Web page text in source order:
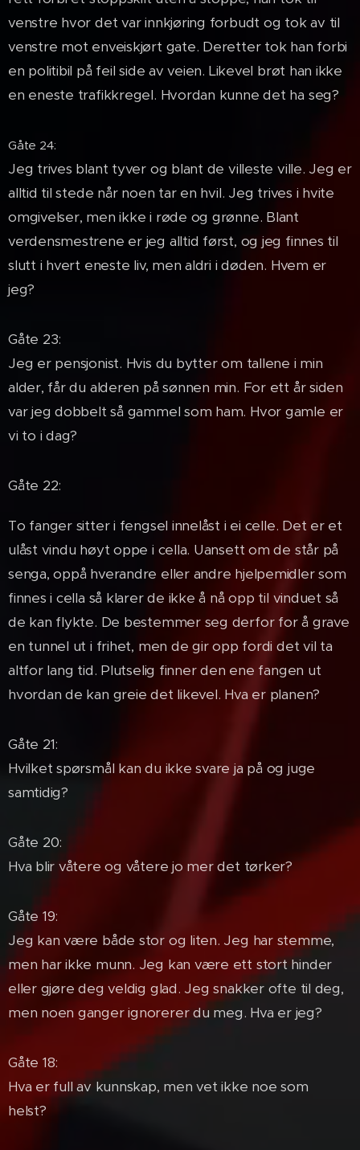
venstre hvor det var innkjøring forbudt og tok av til
venstre mot enveiskjørt gate. Deretter tok han forbi
en politibil på feil side av veien. Likevel brøt han ikke
en eneste trafikkregel. Hvordan kunne det ha seg?
Gåte 24:
Jeg trives blant tyver og blant de villeste ville. Jeg er
alltid til stede når noen tar en hvil. Jeg trives i hvite
omgivelser, men ikke i røde og grønne. Blant
verdensmestrene er jeg alltid først, og jeg finnes til
slutt i hvert eneste liv, men aldri i døden. Hvem er
jeg?
Gåte 23:
Jeg er pensjonist. Hvis du bytter om tallene i min
alder, får du alderen på sønnen min. For ett år siden
var jeg dobbelt så gammel som ham. Hvor gamle er
vi to i dag?
Gåte 22:
To fanger sitter i fengsel innelåst i ei celle. Det er et
ulåst vindu høyt oppe i cella. Uansett om de står på
senga, oppå hverandre eller andre hjelpemidler som
finnes i cella så klarer de ikke å nå opp til vinduet så
de kan flykte. De bestemmer seg derfor for å grave
en tunnel ut i frihet, men de gir opp fordi det vil ta
altfor lang tid. Plutselig finner den ene fangen ut
hvordan de kan greie det likevel. Hva er planen?
Gåte 21:
Hvilket spørsmål kan du ikke svare ja på og juge
samtidig?
Gåte 20:
Hva blir våtere og våtere jo mer det tørker?
Gåte 19:
Jeg kan være både stor og liten. Jeg har stemme,
men har ikke munn. Jeg kan være ett stort hinder
eller gjøre deg veldig glad. Jeg snakker ofte til deg,
men noen ganger ignorerer du meg. Hva er jeg?
Gåte 18:
Hva er full av kunnskap, men vet ikke noe som
helst?